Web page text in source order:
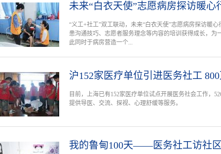
未来“白衣天使”志愿病房探访暖心
“义工+社工”双工联动，未来“白衣天使”志愿病房探访暖
患沟通技巧、志愿者服务理念等内容的培训获得成长，为
此同时于病房营造一个...
沪152家医疗单位引进医务社工
目前，上海已有152家医疗单位试点开展医务社会工作，
提供导医、交流、探视、心理舒缓等服务。
我的鲁甸100天——医务社工访社